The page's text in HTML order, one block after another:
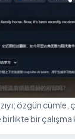
özgün cümle,
bir çalışma